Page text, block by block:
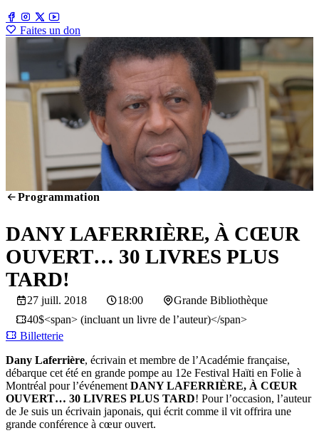
Faites un don
Programmation
DANY LAFERRIÈRE, À CŒUR
OUVERT… 30 LIVRES PLUS
TARD!
27 juill. 2018 18:00
Grande Bibliothèque
40$<span> (incluant un livre de l’auteur)</span>
Billetterie
Dany Laferrière, écrivain et membre de l’Académie française,
débarque cet été en grande pompe au 12e Festival Haïti en Folie à
Montréal pour l’événement DANY LAFERRIÈRE, À CŒUR
OUVERT… 30 LIVRES PLUS TARD! Pour l’occasion, l’auteur
de Je suis un écrivain japonais, qui écrit comme il vit offrira une
grande conférence à cœur ouvert.